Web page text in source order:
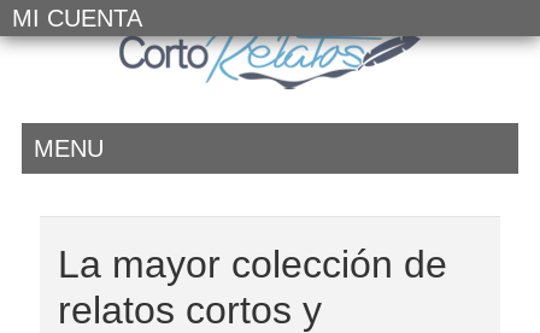
MI CUENTA
MENU
La mayor colección de
relatos cortos y